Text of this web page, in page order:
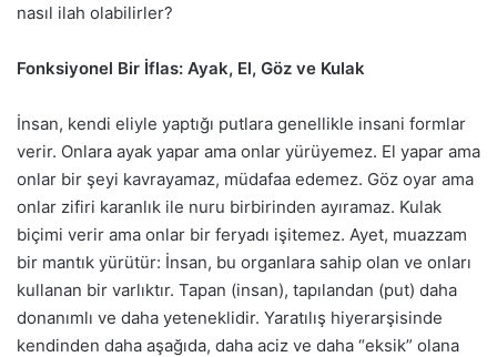
nasıl ilah olabilirler?
Fonksiyonel Bir İflas: Ayak, El, Göz ve Kulak
İnsan, kendi eliyle yaptığı putlara genellikle insani formlar
verir. Onlara ayak yapar ama onlar yürüyemez. El yapar ama
onlar bir şeyi kavrayamaz, müdafaa edemez. Göz oyar ama
onlar zifiri karanlık ile nuru birbirinden ayıramaz. Kulak
biçimi verir ama onlar bir feryadı işitemez. Ayet, muazzam
bir mantık yürütür: İnsan, bu organlara sahip olan ve onları
kullanan bir varlıktır. Tapan (insan), tapılandan (put) daha
donanımlı ve daha yeteneklidir. Yaratılış hiyerarşisinde
kendinden daha aşağıda, daha aciz ve daha “eksik” olana